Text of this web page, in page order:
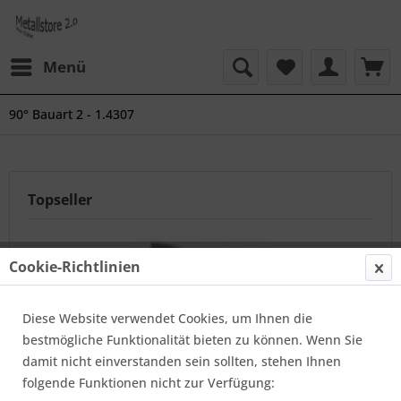
Menü
90° Bauart 2 - 1.4307
Topseller
104 x 2 mm 2S VA Bogen, 90°, 1.4307
Cookie-Richtlinien
Diese Website verwendet Cookies, um Ihnen die
bestmögliche Funktionalität bieten zu können. Wenn Sie
damit nicht einverstanden sein sollten, stehen Ihnen
folgende Funktionen nicht zur Verfügung: